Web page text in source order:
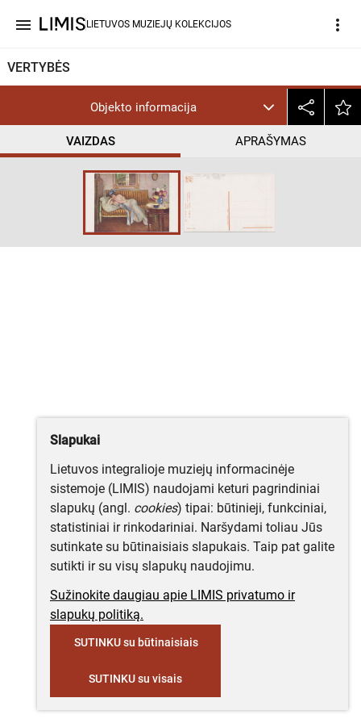
menu LIETUVOS MUZIEJŲ KOLEKCIJOS more_vert
VERTYBĖS
Objekto informacija
VAIZDAS APRAŠYMAS
CC BY help_outline
Slapukai
Lietuvos integralioje muziejų informacinėje
sistemoje (LIMIS) naudojami keturi pagrindiniai
slapukų (angl. cookies) tipai: būtinieji, funkciniai,
statistiniai ir rinkodariniai. Naršydami toliau Jūs
sutinkate su būtinaisiais slapukais. Taip pat galite
sutikti ir su visų slapukų naudojimu.
Sužinokite daugiau apie LIMIS privatumo ir
slapukų politiką.
SUTINKU su būtinaisiais
SUTINKU su visais